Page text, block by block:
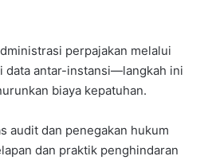
perpajakan melalui
data antar-instansi—langkah ini
biaya kepatuhan.
audit dan penegakan hukum
dan praktik penghindaran